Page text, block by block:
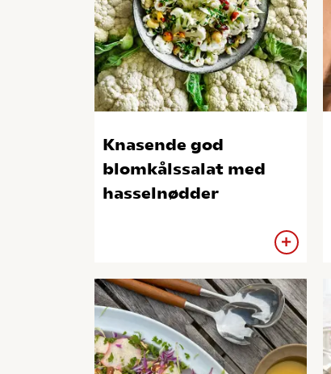
Knasende god
blomkålssalat med
hasselnødder